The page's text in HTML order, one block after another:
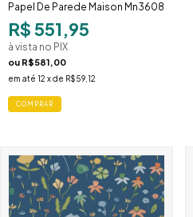
Papel De Parede Maison Mn3608
R$ 551,95
à vista no PIX
ou R$581,00
em até 12 x de R$59,12